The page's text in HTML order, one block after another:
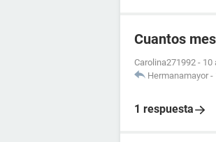
Cuantos
Carolina271992 - 10
Hermanamayor -
1 respuesta